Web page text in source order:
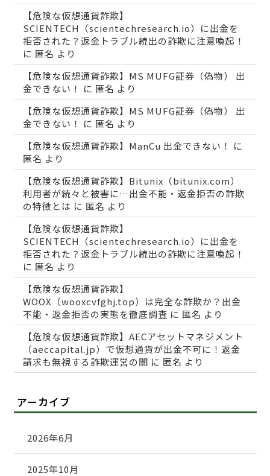
【危険な仮想通貨詐欺】
SCIENTECH（scientechresearch.io）に出金を
拒否された？返金トラブル続出の詐欺に注意喚起！
に 匿名 より
【危険な仮想通貨詐欺】MS MUFG証券（偽物） 出
金できない！
に 匿名 より
【危険な仮想通貨詐欺】MS MUFG証券（偽物） 出
金できない！
に 匿名 より
【危険な仮想通貨詐欺】ManCu 出金できない！
に
匿名 より
【危険な仮想通貨詐欺】Bitunix（bitunix.com）
利用者が続々と被害に…出金不能・返金拒否の詐欺
の特徴とは に 匿名 より
【危険な仮想通貨詐欺】
SCIENTECH（scientechresearch.io）に出金を
拒否された？返金トラブル続出の詐欺に注意喚起！
に 匿名 より
【危険な仮想通貨詐欺】
WOOX（wooxcvfghj.top）は完全な詐欺か？出金
不能・返金拒否の実態を徹底調査 に 匿名 より
【危険な仮想通貨詐欺】AECアセットマネジメント
（aeccapital.jp）で仮想通貨が出金不可に！返金
請求も無視する詐欺運営の闇 に 匿名 より
アーカイブ
2026年6月
2025年10月